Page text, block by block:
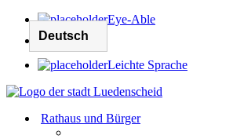
Eye-Able
Leichte Sprache
Rathaus und Bürger